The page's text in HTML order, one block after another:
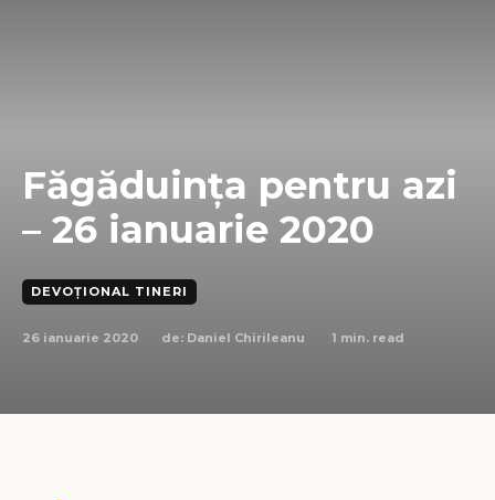
Făgăduința pentru azi
– 26 ianuarie 2020
DEVOȚIONAL TINERI
26 ianuarie 2020 de: Daniel Chirileanu 1 min. read